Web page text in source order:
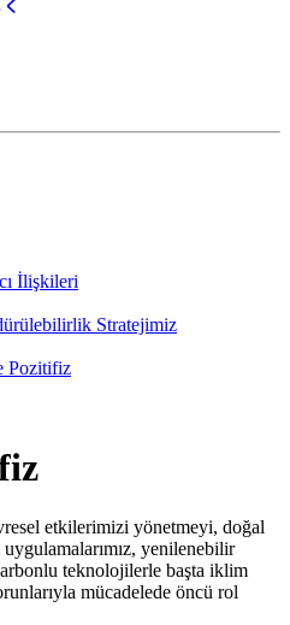
İlişkileri
Stratejimiz
Pozitifiz
etkilerimizi yönetmeyi, doğal
uygulamalarımız, yenilenebilir
teknolojilerle başta iklim
mücadelede öncü rol